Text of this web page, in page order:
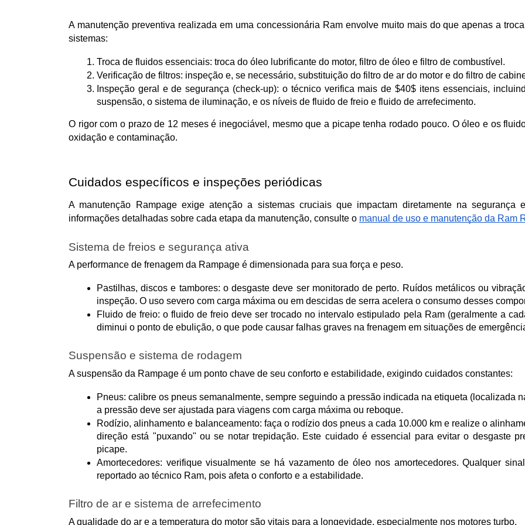
A manutenção preventiva realizada em uma concessionária Ram envolve muito mais do que apenas a
sistemas:
Troca de fluidos essenciais: troca do óleo lubrificante do motor, filtro de óleo e filtro de combustível.
Verificação de filtros: inspeção e, se necessário, substituição do filtro de ar do motor e do filtro de
Inspeção geral e de segurança (check-up): o técnico verifica mais de $40$ itens essenciais,
suspensão, o sistema de iluminação, e os níveis de fluido de freio e fluido de arrefecimento.
O rigor com o prazo de 12 meses é inegociável, mesmo que a picape tenha rodado pouco. O óleo e os
oxidação e contaminação.
Cuidados específicos e inspeções periódicas
A manutenção Rampage exige atenção a sistemas cruciais que impactam diretamente na
informações detalhadas sobre cada etapa da manutenção, consulte o manual de uso e manutenção da Ram
Sistema de freios e segurança ativa
A performance de frenagem da Rampage é dimensionada para sua força e peso.
Pastilhas, discos e tambores: o desgaste deve ser monitorado de perto. Ruídos metálicos ou
inspeção. O uso severo com carga máxima ou em descidas de serra acelera o consumo desses
Fluido de freio: o fluido de freio deve ser trocado no intervalo estipulado pela Ram (geralmente a
diminui o ponto de ebulição, o que pode causar falhas graves na frenagem em situações de
Suspensão e sistema de rodagem
A suspensão da Rampage é um ponto chave de seu conforto e estabilidade, exigindo cuidados constantes:
Pneus: calibre os pneus semanalmente, sempre seguindo a pressão indicada na etiqueta (localizada
a pressão deve ser ajustada para viagens com carga máxima ou reboque.
Rodízio, alinhamento e balanceamento: faça o rodízio dos pneus a cada 10.000 km e realize o
direção está "puxando" ou se notar trepidação. Este cuidado é essencial para evitar o desgaste
picape.
Amortecedores: verifique visualmente se há vazamento de óleo nos amortecedores. Qualquer
reportado ao técnico Ram, pois afeta o conforto e a estabilidade.
Filtro de ar e sistema de arrefecimento
A qualidade do ar e a temperatura do motor são vitais para a longevidade, especialmente nos motores turbo.